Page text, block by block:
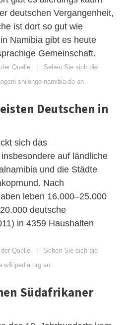
deutschen Vergangenheit,
ist dort so gut wie
Namibia gibt es heute
Gemeinschaft.
Quelle | Sehen Sie sich die
shilongo-namibia.de an
Deutschen in
sich das
auf ländliche
und die Städte
Nach
leben 16.000–25.000
deutsche
in 4359 Haushalten
Quelle | Sehen Sie sich die
an
Südafrikaner